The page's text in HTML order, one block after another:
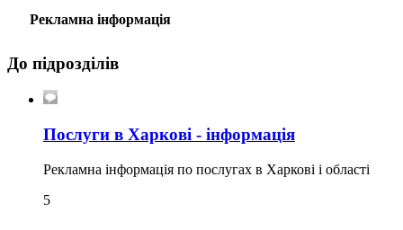
Рекламна інформація
До підрозділів
Послуги в Харкові - інформація
Рекламна інформація по послугах в Харкові і області
5